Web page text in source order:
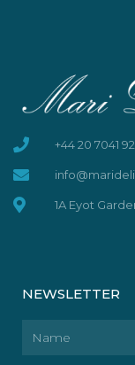
+44 20 7041
1A Eyot
NEWSLETTER